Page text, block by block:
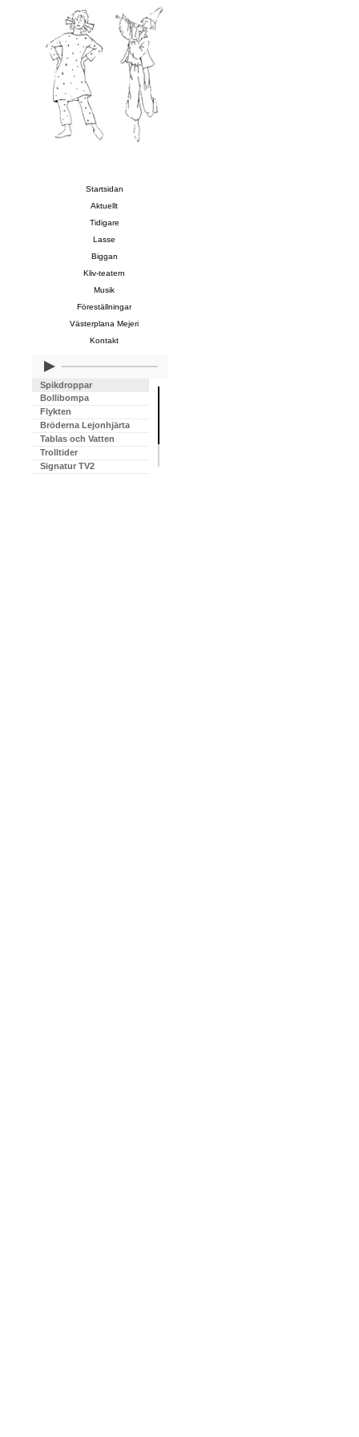
Startsidan
Aktuellt
Tidigare
Lasse
Biggan
Kliv-teatern
Musik
Föreställningar
Västerplana Mejeri
Kontakt
Spikdroppar
Bollibompa
Flykten
Bröderna Lejonhjärta
Tablas och Vatten
Trolltider
Signatur TV2